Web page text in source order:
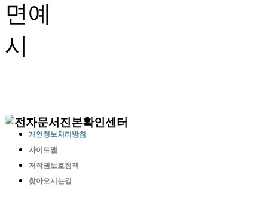
개인정보처리방침
사이트맵
저작권보호정책
찾아오시는길